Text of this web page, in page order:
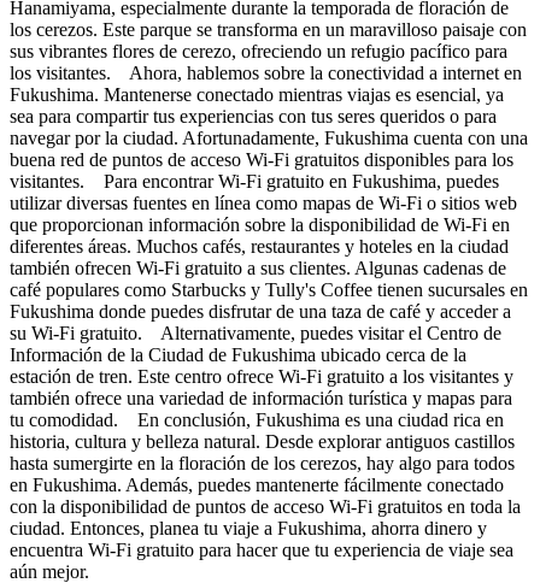
Hanamiyama, especialmente durante la temporada de floración de
los cerezos. Este parque se transforma en un maravilloso paisaje con
sus vibrantes flores de cerezo, ofreciendo un refugio pacífico para
los visitantes. Ahora, hablemos sobre la conectividad a internet en
Fukushima. Mantenerse conectado mientras viajas es esencial, ya
sea para compartir tus experiencias con tus seres queridos o para
navegar por la ciudad. Afortunadamente, Fukushima cuenta con una
buena red de puntos de acceso Wi-Fi gratuitos disponibles para los
visitantes. Para encontrar Wi-Fi gratuito en Fukushima, puedes
utilizar diversas fuentes en línea como mapas de Wi-Fi o sitios web
que proporcionan información sobre la disponibilidad de Wi-Fi en
diferentes áreas. Muchos cafés, restaurantes y hoteles en la ciudad
también ofrecen Wi-Fi gratuito a sus clientes. Algunas cadenas de
café populares como Starbucks y Tully's Coffee tienen sucursales en
Fukushima donde puedes disfrutar de una taza de café y acceder a
su Wi-Fi gratuito. Alternativamente, puedes visitar el Centro de
Información de la Ciudad de Fukushima ubicado cerca de la
estación de tren. Este centro ofrece Wi-Fi gratuito a los visitantes y
también ofrece una variedad de información turística y mapas para
tu comodidad. En conclusión, Fukushima es una ciudad rica en
historia, cultura y belleza natural. Desde explorar antiguos castillos
hasta sumergirte en la floración de los cerezos, hay algo para todos
en Fukushima. Además, puedes mantenerte fácilmente conectado
con la disponibilidad de puntos de acceso Wi-Fi gratuitos en toda la
ciudad. Entonces, planea tu viaje a Fukushima, ahorra dinero y
encuentra Wi-Fi gratuito para hacer que tu experiencia de viaje sea
aún mejor.